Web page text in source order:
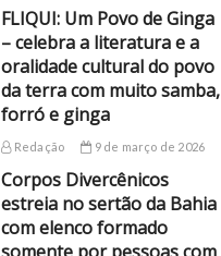
FLIQUI: Um Povo de Ginga
– celebra a literatura e a
oralidade cultural do povo
da terra com muito samba,
forró e ginga
Redação 9 de março de 2026
Corpos Divercênicos
estreia no sertão da Bahia
com elenco formado